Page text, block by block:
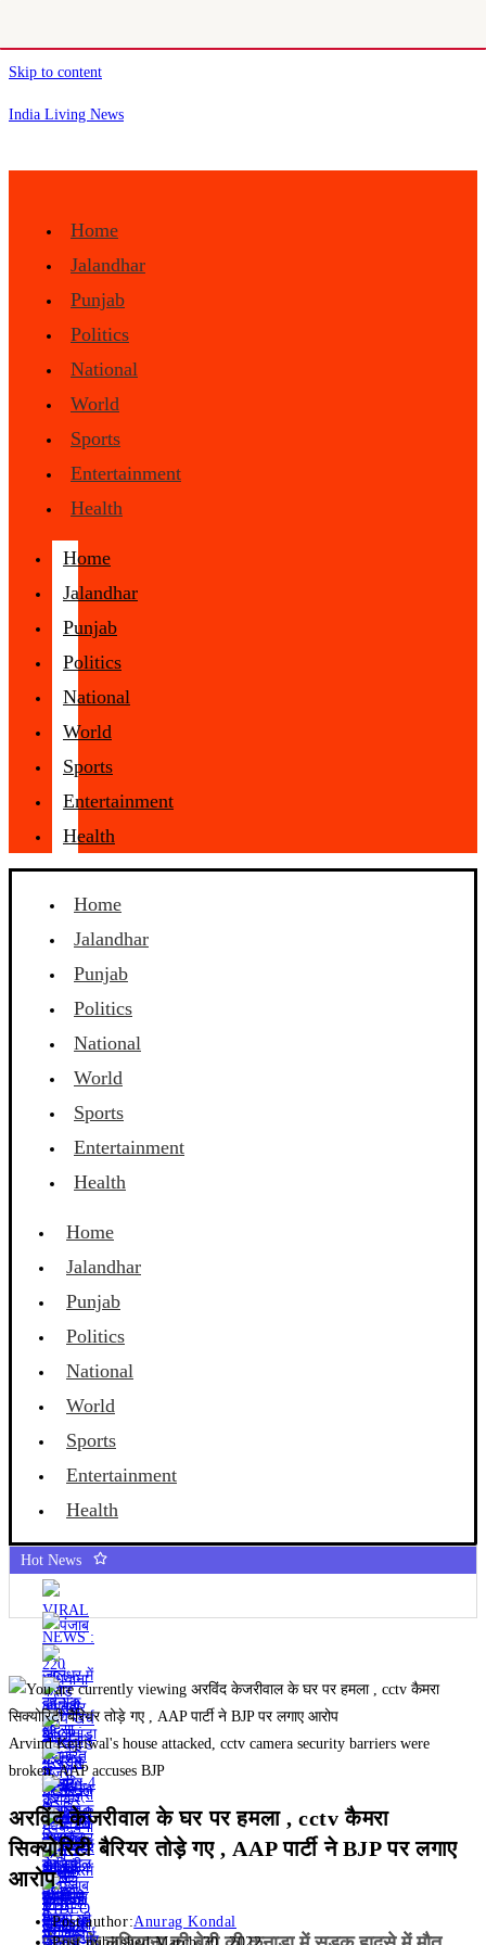
Skip to content
India Living News
Home
Jalandhar
Punjab
Politics
National
World
Sports
Entertainment
Health
Home
Jalandhar
Punjab
Politics
National
World
Sports
Entertainment
Health
Home
Jalandhar
Punjab
Politics
National
World
Sports
Entertainment
Health
Home
Jalandhar
Punjab
Politics
National
World
Sports
Entertainment
Health
Hot News
Arvind Kejriwal's house attacked, cctv camera security barriers were
broken, AAP accuses BJP
अरविंद केजरीवाल के घर पर हमला , cctv कैमरा
सिक्योरिटी बैरियर तोड़े गए , AAP पार्टी ने BJP पर लगाए
आरोप
Post author:Anurag Kondal